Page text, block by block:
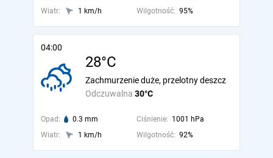
Wiatr:
1 km/h Wilgotność: 95%
04:00
28°C
Odczuwalna 30°C
Zachmurzenie duże, przelotny deszcz
Opad: 0.3 mm Ciśnienie: 1001 hPa
Wiatr:
1 km/h Wilgotność: 92%